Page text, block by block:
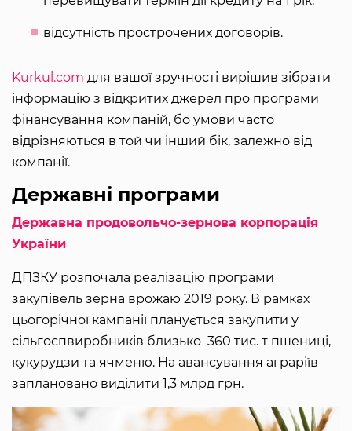
відсутність прострочених договорів.
Kurkul.com для вашої зручності вирішив зібрати
інформацію з відкритих джерел про програми
фінансування компаній, бо умови часто
відрізняються в той чи інший бік, залежно від
компанії.
Державні програми
Державна продовольчо-зернова корпорація
України
ДПЗКУ розпочала реалізацію програми
закупівель зерна врожаю 2019 року. В рамках
цьогорічної кампанії планується закупити у
сільгоспвиробників близько 360 тис. т пшениці,
кукурудзи та ячменю. На авансування аграріїв
заплановано виділити 1,3 млрд грн.